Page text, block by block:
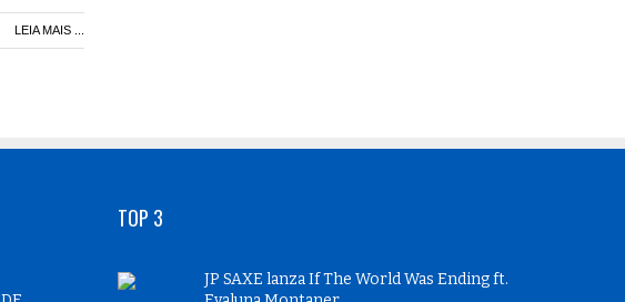
LEIA MAIS ...
TOP 3
JP SAXE lanza If The World Was Ending ft.